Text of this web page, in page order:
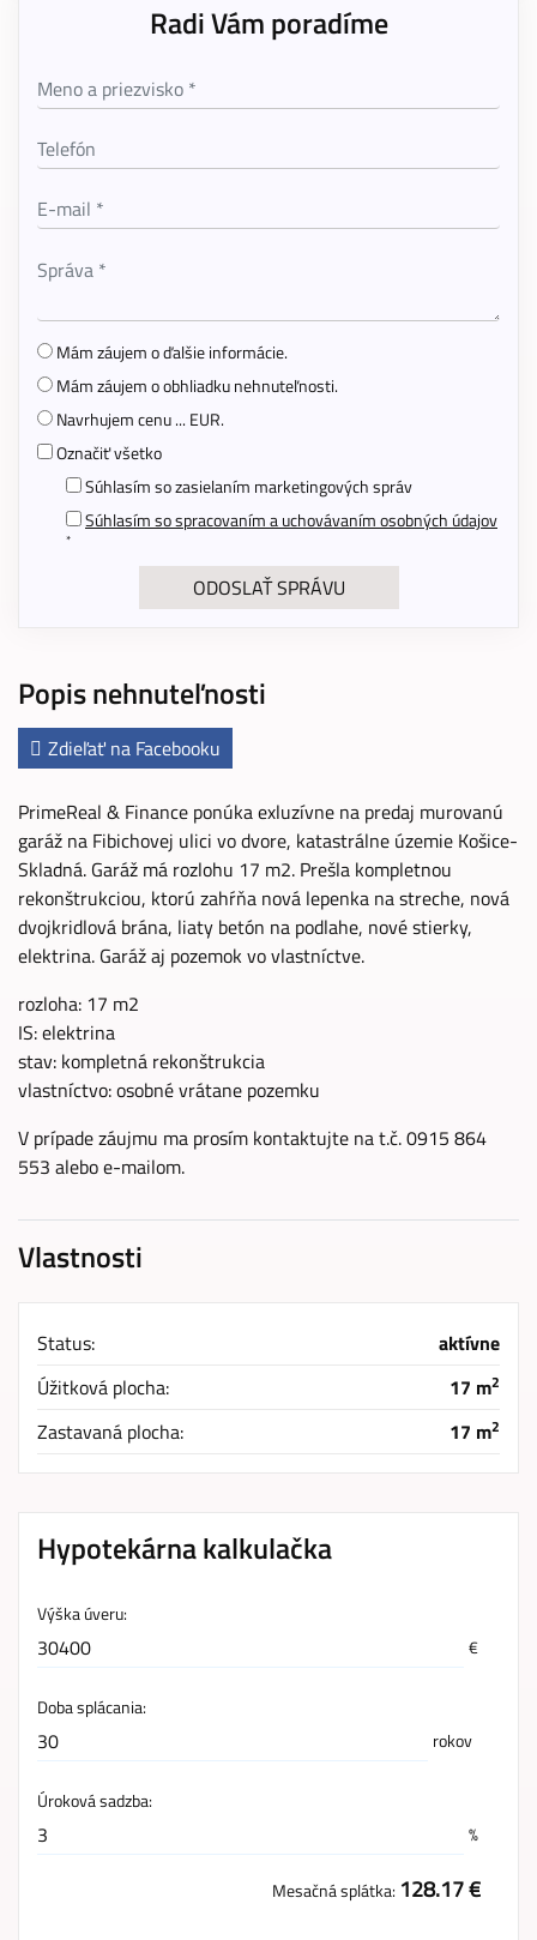
Popis nehnuteľnosti
Zdieľať na Facebooku
PrimeReal & Finance ponúka exluzívne na predaj murovanú
garáž na Fibichovej ulici vo dvore, katastrálne územie Košice-
Skladná. Garáž má rozlohu 17 m2. Prešla kompletnou
rekonštrukciou, ktorú zahŕňa nová lepenka na streche, nová
dvojkridlová brána, liaty betón na podlahe, nové stierky,
elektrina. Garáž aj pozemok vo vlastníctve.
rozloha: 17 m2
IS: elektrina
stav: kompletná rekonštrukcia
vlastníctvo: osobné vrátane pozemku
V prípade záujmu ma prosím kontaktujte na t.č. 0915 864
553 alebo e-mailom.
Vlastnosti
Status:
aktívne
Úžitková plocha:
17 m2
Zastavaná plocha: 17 m2
Hypotekárna kalkulačka
Výška úveru:
€
Doba splácania:
rokov
Úroková sadzba:
%
Mesačná splátka: 128.17 €
Radi Vám poradíme
Mám záujem o ďalšie informácie.
Mám záujem o obhliadku nehnuteľnosti.
Navrhujem cenu ... EUR.
Označiť všetko
Súhlasím so zasielaním marketingových správ
Súhlasím so spracovaním a uchovávaním osobných údajov
*